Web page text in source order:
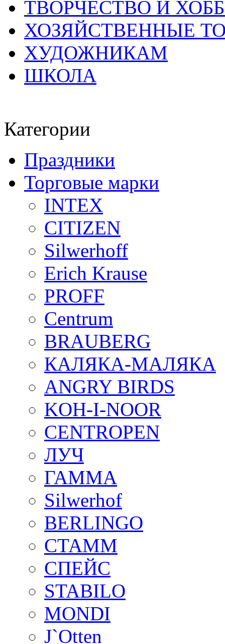
ТВОРЧЕСТВО И
ХОЗЯЙСТВЕННЫЕ
ХУДОЖНИКАМ
ШКОЛА
Категории
Праздники
Торговые марки
INTEX
CITIZEN
Silwerhoff
Erich Krause
PROFF
Centrum
BRAUBERG
КАЛЯКА-МАЛЯКА
ANGRY BIRDS
KOH-I-NOOR
CENTROPEN
ЛУЧ
ГАММА
Silwerhof
BERLINGO
СТАММ
СПЕЙС
STABILO
MONDI
J`Otten